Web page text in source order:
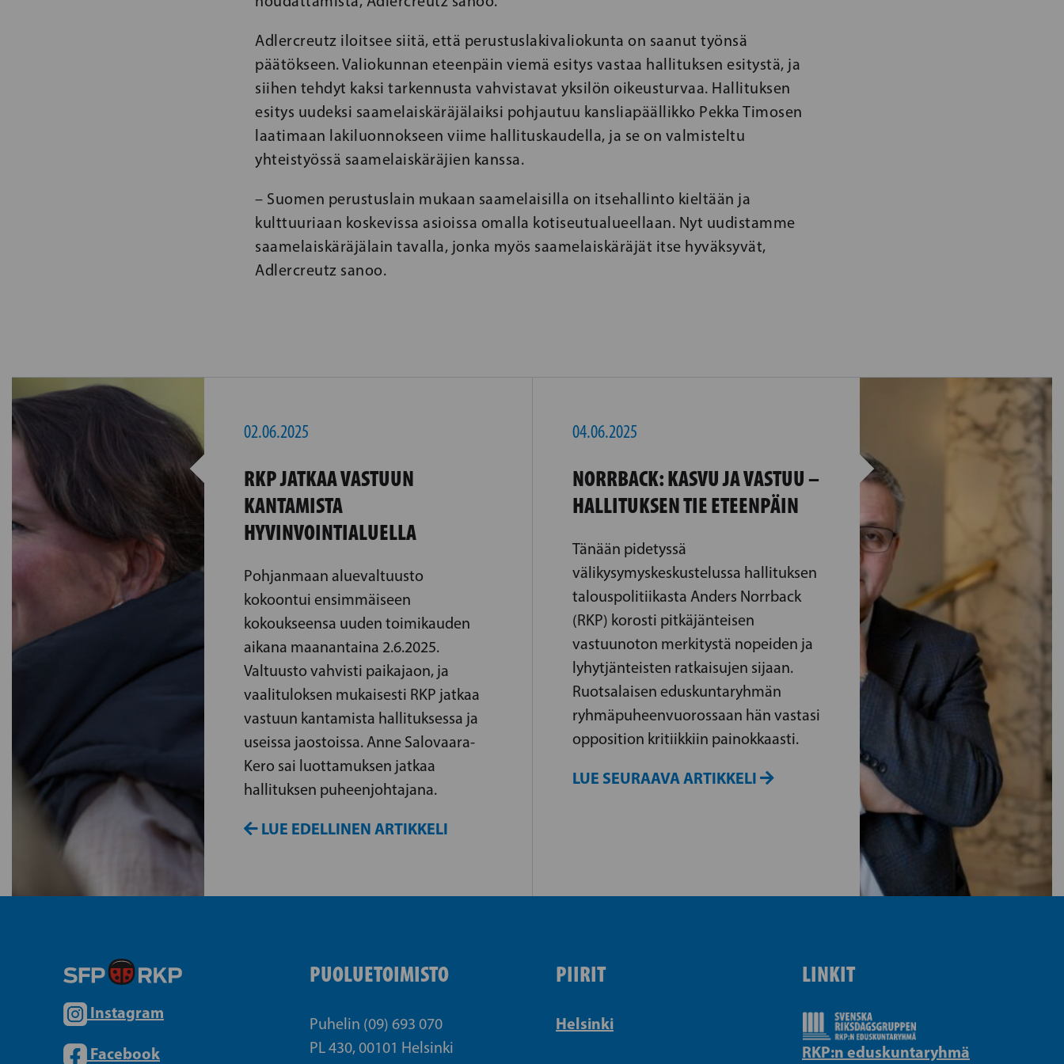
Adlercreutz iloitsee siitä, että perustuslakivaliokunta on saanut työnsä
päätökseen. Valiokunnan eteenpäin viemä esitys vastaa hallituksen esitystä, ja
siihen tehdyt kaksi tarkennusta vahvistavat yksilön oikeusturvaa. Hallituksen
esitys uudeksi saamelaiskäräjälaiksi pohjautuu kansliapäällikko Pekka Timosen
laatimaan lakiluonnokseen viime hallituskaudella, ja se on valmisteltu
yhteistyössä saamelaiskäräjien kanssa.
– Suomen perustuslain mukaan saamelaisilla on itsehallinto kieltään ja
kulttuuriaan koskevissa asioissa omalla kotiseutualueellaan. Nyt uudistamme
saamelaiskäräjälain tavalla, jonka myös saamelaiskäräjät itse hyväksyvät,
Adlercreutz sanoo.
02.06.2025
RKP JATKAA VASTUUN
KANTAMISTA
HYVINVOINTIALUELLA
Pohjanmaan aluevaltuusto
kokoontui ensimmäiseen
kokoukseensa uuden toimikauden
aikana maanantaina 2.6.2025.
Valtuusto vahvisti paikajaon, ja
vaalituloksen mukaisesti RKP jatkaa
vastuun kantamista hallituksessa ja
useissa jaostoissa. Anne Salovaara-
Kero sai luottamuksen jatkaa
hallituksen puheenjohtajana.
LUE EDELLINEN ARTIKKELI
04.06.2025
NORRBACK: KASVU JA VASTUU –
HALLITUKSEN TIE ETEENPÄIN
Tänään pidetyssä
välikysymyskeskustelussa hallituksen
talouspolitiikasta Anders Norrback
(RKP) korosti pitkäjänteisen
vastuunoton merkitystä nopeiden ja
lyhytjänteisten ratkaisujen sijaan.
Ruotsalaisen eduskuntaryhmän
ryhmäpuheenvuorossaan hän vastasi
opposition kritiikkiin painokkaasti.
LUE SEURAAVA ARTIKKELI
Instagram
Facebook
PUOLUETOIMISTO
Puhelin (09) 693 070
PL 430, 00101 Helsinki
PIIRIT
Helsinki
LINKIT
RKP:n eduskuntaryhmä